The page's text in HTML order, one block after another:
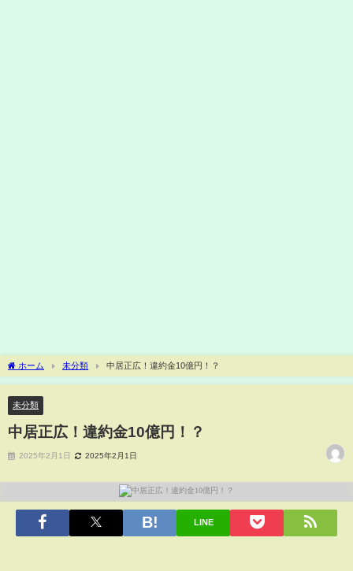
ホーム 未分類 中居正広！違約金10億円！？
未分類
中居正広！違約金10億円！？
2025年2月1日 2025年2月1日
LINE